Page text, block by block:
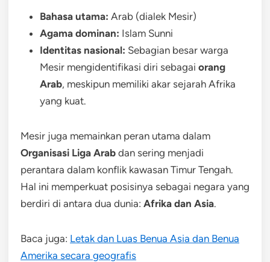
Bahasa utama: Arab (dialek Mesir)
Agama dominan: Islam Sunni
Identitas nasional: Sebagian besar warga
Mesir mengidentifikasi diri sebagai orang
Arab, meskipun memiliki akar sejarah Afrika
yang kuat.
Mesir juga memainkan peran utama dalam
Organisasi Liga Arab dan sering menjadi
perantara dalam konflik kawasan Timur Tengah.
Hal ini memperkuat posisinya sebagai negara yang
berdiri di antara dua dunia: Afrika dan Asia.
Baca juga: Letak dan Luas Benua Asia dan Benua
Amerika secara geografis